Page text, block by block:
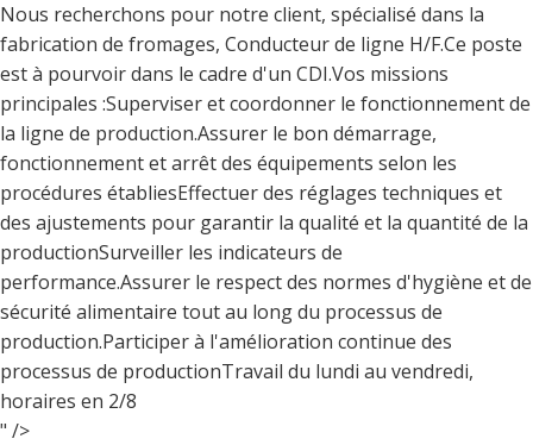
Nous recherchons pour notre client, spécialisé dans la
fabrication de fromages, Conducteur de ligne H/F.Ce poste
est à pourvoir dans le cadre d'un CDI.Vos missions
principales :Superviser et coordonner le fonctionnement de
la ligne de production.Assurer le bon démarrage,
fonctionnement et arrêt des équipements selon les
procédures établiesEffectuer des réglages techniques et
des ajustements pour garantir la qualité et la quantité de la
productionSurveiller les indicateurs de
performance.Assurer le respect des normes d'hygiène et de
sécurité alimentaire tout au long du processus de
production.Participer à l'amélioration continue des
processus de productionTravail du lundi au vendredi,
horaires en 2/8
" />